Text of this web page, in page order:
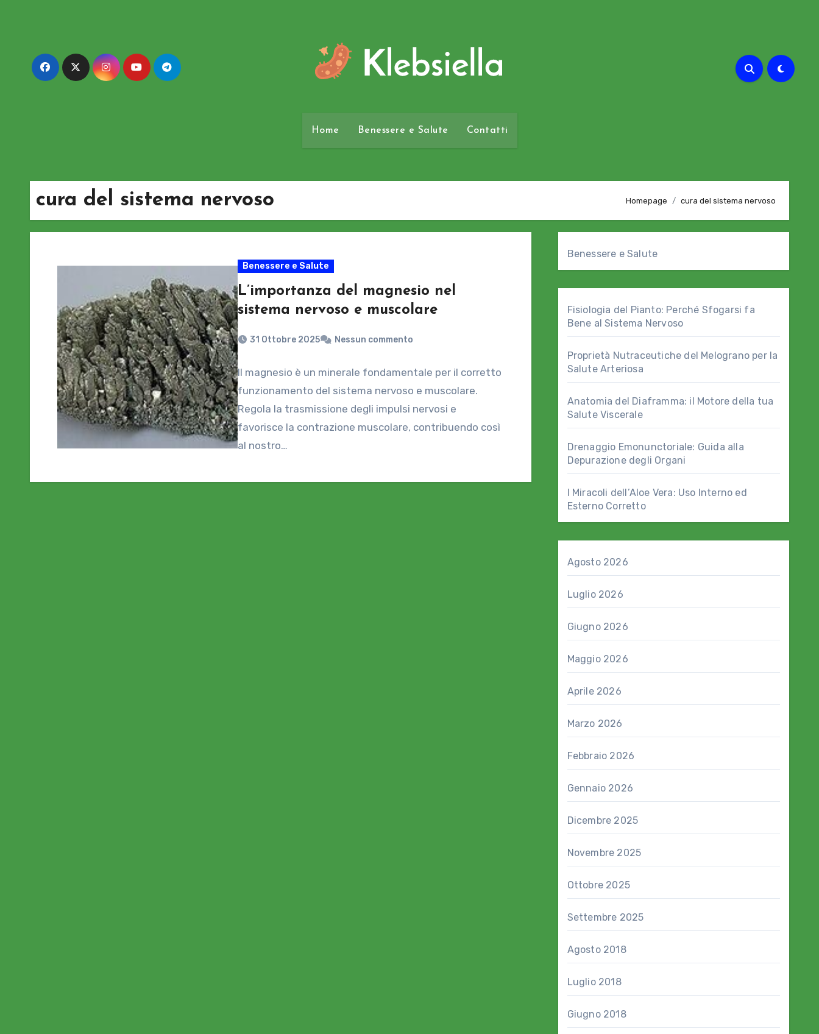
Home Benessere e Salute Contatti
cura del sistema nervoso Homepage cura del sistema nervoso
Benessere e Salute
L’importanza del magnesio nel
sistema nervoso e muscolare
31 Ottobre 2025 Nessun commento
Il magnesio è un minerale fondamentale per il corretto
funzionamento del sistema nervoso e muscolare.
Regola la trasmissione degli impulsi nervosi e
favorisce la contrazione muscolare, contribuendo così
al nostro…
Benessere e Salute
Fisiologia del Pianto: Perché Sfogarsi fa
Bene al Sistema Nervoso
Proprietà Nutraceutiche del Melograno per la
Salute Arteriosa
Anatomia del Diaframma: il Motore della tua
Salute Viscerale
Drenaggio Emonunctoriale: Guida alla
Depurazione degli Organi
I Miracoli dell’Aloe Vera: Uso Interno ed
Esterno Corretto
Agosto 2026
Luglio 2026
Giugno 2026
Maggio 2026
Aprile 2026
Marzo 2026
Febbraio 2026
Gennaio 2026
Dicembre 2025
Novembre 2025
Ottobre 2025
Settembre 2025
Agosto 2018
Luglio 2018
Giugno 2018